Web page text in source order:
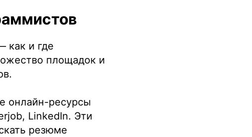
как и где
площадок и
онлайн-ресурсы
LinkedIn. Эти
резюме